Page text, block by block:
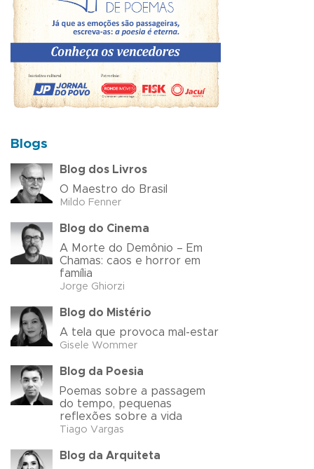
Blogs
Blog dos Livros
O Maestro do Brasil
Mildo Fenner
Blog do Cinema
A Morte do Demônio – Em
Chamas: caos e horror em
família
Jorge Ghiorzi
Blog do Mistério
A tela que provoca mal-estar
Gisele Wommer
Blog da Poesia
Poemas sobre a passagem
do tempo, pequenas
reflexões sobre a vida
Tiago Vargas
Blog da Arquiteta